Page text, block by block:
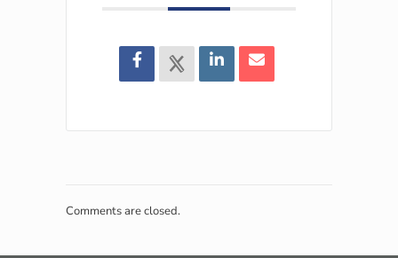
Comments are closed.